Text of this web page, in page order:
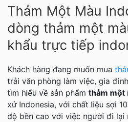
Thảm Một Màu
dòng thảm một
khẩu trực tiếp
Khách hàng đang muốn mua
trải văn phòng làm việc, gia
tìm hiểu về sản phẩm thảm một
xứ Indonesia, với chất liệu sợi
độ bền cao với việc người đi lại